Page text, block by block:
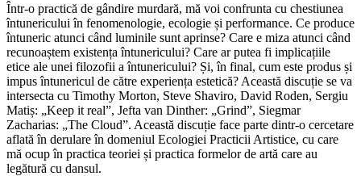
Într-o practică de gândire murdară, mă voi confrunta cu chestiunea
întunericului în fenomenologie, ecologie și performance. Ce produce
întuneric atunci când luminile sunt aprinse? Care e miza atunci când
recunoaștem existența întunericului? Care ar putea fi implicațiile
etice ale unei filozofii a întunericului? Și, în final, cum este produs și
impus întunericul de către experiența estetică? Această discuție se va
intersecta cu Timothy Morton, Steve Shaviro, David Roden, Sergiu
Matiș: „Keep it real”, Jefta van Dinther: „Grind”, Siegmar
Zacharias: „The Cloud”. Această discuție face parte dintr-o cercetare
aflată în derulare în domeniul Ecologiei Practicii Artistice, cu care
mă ocup în practica teoriei și practica formelor de artă care au
legătură cu dansul.